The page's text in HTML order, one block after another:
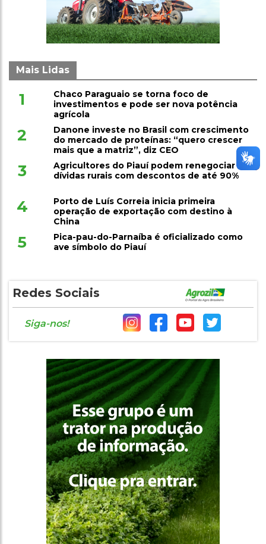
Mais Lidas
1
Chaco Paraguaio se torna foco de
investimentos e pode ser nova potência
agrícola
2
Danone investe no Brasil com crescimento
do mercado de proteínas: “quero crescer
mais que a matriz”, diz CEO
3
Agricultores do Piauí podem renegociar
dívidas rurais com descontos de até 90%
4
Porto de Luís Correia inicia primeira
operação de exportação com destino à
China
5
Pica-pau-do-Parnaíba é oficializado como
ave símbolo do Piauí
Redes Sociais
Siga-nos!